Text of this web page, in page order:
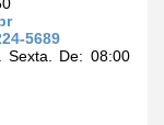
5689
Sexta. De: 08:00